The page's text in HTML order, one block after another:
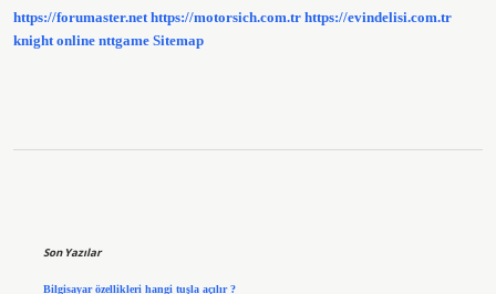
https://forumaster.net https://motorsich.com.tr https://evindelisi.com.tr
knight online nttgame Sitemap
Son Yazılar
Bilgisayar özellikleri hangi tuşla açılır ?